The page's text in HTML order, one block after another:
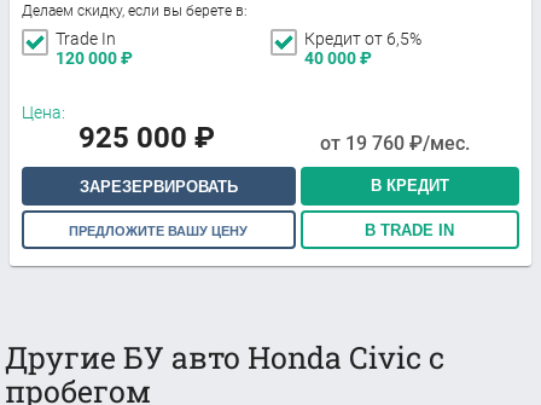
Делаем скидку, если вы берете в:
Trade In
120 000₽
Кредит от 6,5%
40 000₽
Цена:
925 000 ₽ от 19 760 ₽/мес.
ЗАРЕЗЕРВИРОВАТЬ В КРЕДИТ
ПРЕДЛОЖИТЕ ВАШУ ЦЕНУ В TRADE IN
Другие БУ авто Honda Civic с
пробегом